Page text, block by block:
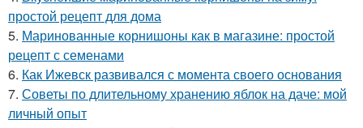
простой рецепт для дома
5. Маринованные корнишоны как в магазине: простой
рецепт с семенами
6. Как Ижевск развивался с момента своего основания
7. Советы по длительному хранению яблок на даче: мой
личный опыт